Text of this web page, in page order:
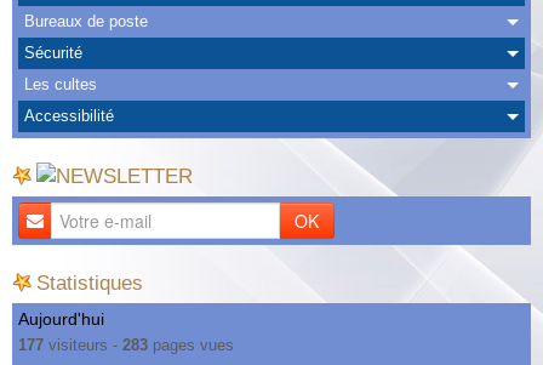
Bureaux de poste
Sécurité
Les cultes
Accessibilité
OK
Statistiques
Aujourd'hui
177 visiteurs - 283 pages vues